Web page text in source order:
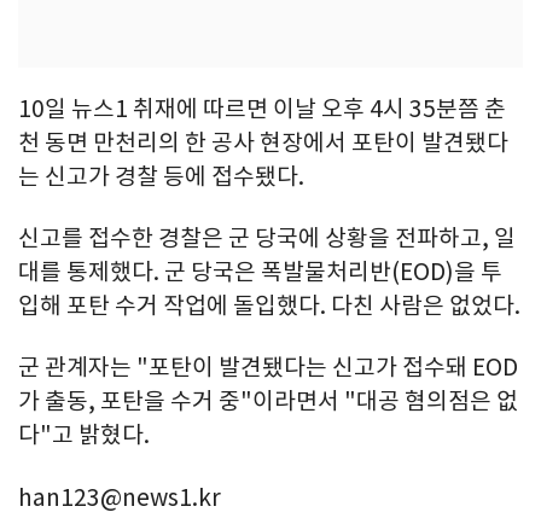
10일 뉴스1 취재에 따르면 이날 오후 4시 35분쯤 춘
천 동면 만천리의 한 공사 현장에서 포탄이 발견됐다
는 신고가 경찰 등에 접수됐다.
신고를 접수한 경찰은 군 당국에 상황을 전파하고, 일
대를 통제했다. 군 당국은 폭발물처리반(EOD)을 투
입해 포탄 수거 작업에 돌입했다. 다친 사람은 없었다.
군 관계자는 "포탄이 발견됐다는 신고가 접수돼 EOD
가 출동, 포탄을 수거 중"이라면서 "대공 혐의점은 없
다"고 밝혔다.
han123@news1.kr